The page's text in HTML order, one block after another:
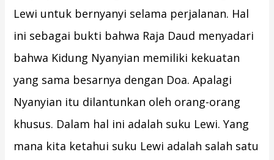
Lewi untuk bernyanyi selama perjalanan. Hal
ini sebagai bukti bahwa Raja Daud menyadari
bahwa Kidung Nyanyian memiliki kekuatan
yang sama besarnya dengan Doa. Apalagi
Nyanyian itu dilantunkan oleh orang-orang
khusus. Dalam hal ini adalah suku Lewi. Yang
mana kita ketahui suku Lewi adalah salah satu